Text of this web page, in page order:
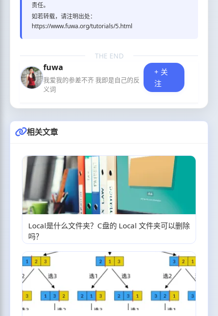
责任。
如若转载，请注明出处：
https://www.fuwa.org/tutorials/5.html
THE END
fuwa
我爱我的参差不齐 我即是自己的反
义词
+ 关
注
相关文章
Local是什么文件夹？C盘的 Local 文件夹可以删除
吗？